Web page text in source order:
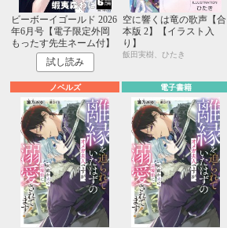
ビーボーイゴールド 2026
年6月号【電子限定外岡
もったす先生ネーム付】
試し読み
空に響くは竜の歌声【合
本版 2】【イラスト入
り】
飯田実樹、ひたき
ノベルズ 電子書籍